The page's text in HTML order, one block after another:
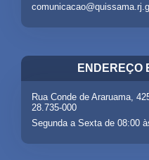
ENDEREÇO
Rua Conde de Araruama,
28.735-000
Segunda a Sexta de 08:00